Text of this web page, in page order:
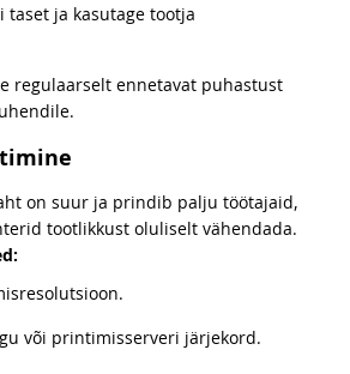
taset ja kasutage tootja
regulaarselt ennetavat puhastust
on suur ja prindib palju töötajaid,
tootlikkust oluliselt vähendada.
või printimisserveri järjekord.